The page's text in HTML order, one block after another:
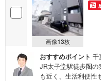
画像13枚
おすすめポイント 千
JR太子堂駅徒歩圏
も近く、生活利便性